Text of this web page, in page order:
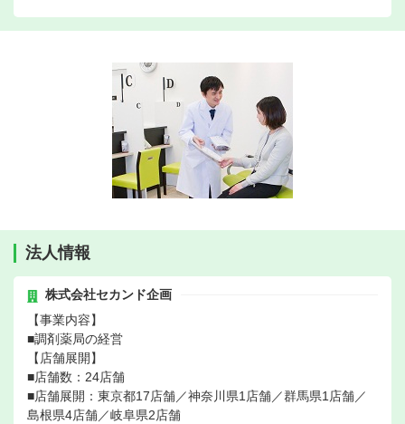
法人情報
株式会社セカンド企画
【事業内容】
■調剤薬局の経営
【店舗展開】
■店舗数：24店舗
■店舗展開：東京都17店舗／神奈川県1店舗／群馬県1店舗／
島根県4店舗／岐阜県2店舗